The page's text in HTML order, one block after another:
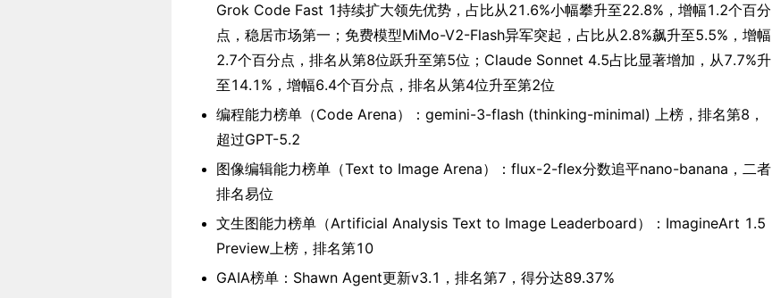
Grok Code Fast 1持续扩大领先优势，占比从21.6%小幅攀升至22.8%，增幅1.2个百分
点，稳居市场第一；免费模型MiMo-V2-Flash异军突起，占比从2.8%飙升至5.5%，增幅
2.7个百分点，排名从第8位跃升至第5位；Claude Sonnet 4.5占比显著增加，从7.7%升
至14.1%，增幅6.4个百分点，排名从第4位升至第2位
编程能力榜单（Code Arena）：gemini-3-flash (thinking-minimal) 上榜，排名第8，
超过GPT-5.2
图像编辑能力榜单（Text to Image Arena）：flux-2-flex分数追平nano-banana，二者
排名易位
文生图能力榜单（Artificial Analysis Text to Image Leaderboard）：ImagineArt 1.5
Preview上榜，排名第10
GAIA榜单：Shawn Agent更新v3.1，排名第7，得分达89.37%